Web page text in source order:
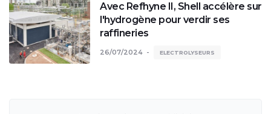
Avec Refhyne II, Shell accélère sur
l'hydrogène pour verdir ses
raffineries
26/07/2024 ELECTROLYSEURS